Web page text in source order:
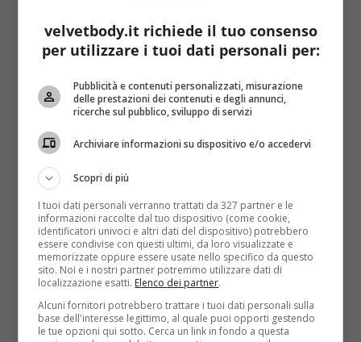
LEGGI ANCHE: IL COLORE DELLA CARTA DA PARATI
PUO’ ESSERE AFRODISIACO
cerebrale maschile, ovvero l’area del cervello
deputata a quelle funzioni cognitive fondamentali
quali la coscienza, la memoria, il pensiero, la
concentrazione e il linguaggio, il dottor Serge
Stoleru e la sua equipe di neuroscienziati ha notato
come a un certo punto
stand by. Questo perchél’orgasmo manda in
circolo ossitocina(che abbassa il livello del
testosterone)e serotonina(che stimola il sonno),
un mix letale che manda al tappeto l’uomo per un
certo periodo di tempo.Il recupero varia da
persona a persona e dipende da molti fattori,
innanzitutto l’età(pochi minuti per un ventenne,
velvetbody.it richiede il tuo consenso
per utilizzare i tuoi dati personali per:
Pubblicità e contenuti personalizzati, misurazione
delle prestazioni dei contenuti e degli annunci,
ricerche sul pubblico, sviluppo di servizi
Archiviare informazioni su dispositivo e/o accedervi
Scopri di più
I tuoi dati personali verranno trattati da 327 partner e le
informazioni raccolte dal tuo dispositivo (come cookie,
identificatori univoci e altri dati del dispositivo) potrebbero
essere condivise con questi ultimi, da loro visualizzate e
memorizzate oppure essere usate nello specifico da questo
sito. Noi e i nostri partner potremmo utilizzare dati di
localizzazione esatti. Elenco dei partner.
Alcuni fornitori potrebbero trattare i tuoi dati personali sulla
base dell'interesse legittimo, al quale puoi opporti gestendo
le tue opzioni qui sotto. Cerca un link in fondo a questa